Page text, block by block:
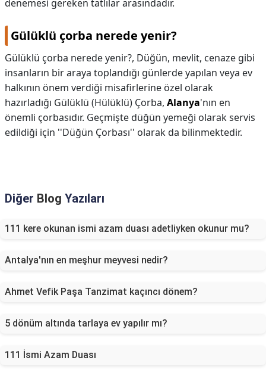
denemesi gereken tatlılar arasındadır.
Gülüklü çorba nerede yenir?
Gülüklü çorba nerede yenir?, Düğün, mevlit, cenaze gibi
insanların bir araya toplandığı günlerde yapılan veya ev
halkının önem verdiği misafirlerine özel olarak
hazırladığı Gülüklü (Hülüklü) Çorba, Alanya'nın en
önemli çorbasıdır. Geçmişte düğün yemeği olarak servis
edildiği için ''Düğün Çorbası'' olarak da bilinmektedir.
Diğer Blog Yazıları
111 kere okunan ismi azam duası adetliyken okunur mu?
Antalya'nın en meşhur meyvesi nedir?
Ahmet Vefik Paşa Tanzimat kaçıncı dönem?
5 dönüm altında tarlaya ev yapılır mı?
111 İsmi Azam Duası